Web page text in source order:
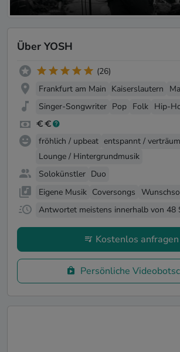
Über YOSH
(26)
Frankfurt am Main Kaiserslautern
Singer-Songwriter Pop Folk Hip-
fröhlich / upbeat entspannt /
Lounge / Hintergrundmusik
Solokünstler Duo
Eigene Musik Coversongs
Antwortet meistens innerhalb von 48
Kostenlos anfragen
Persönliche